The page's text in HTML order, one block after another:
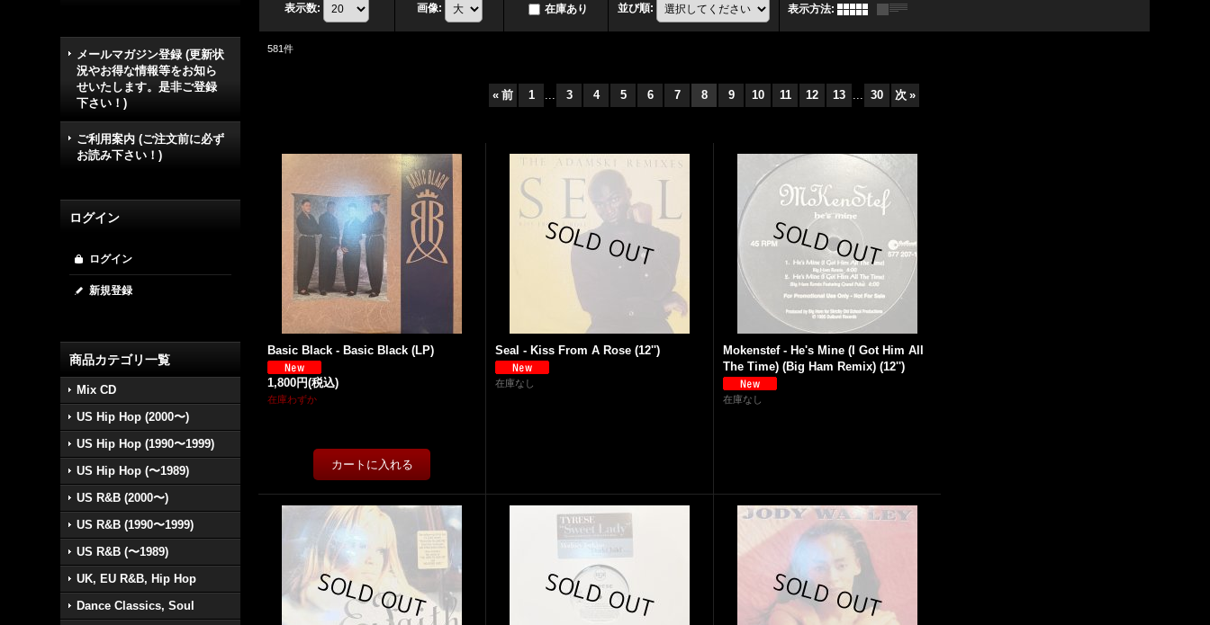
メールマガジン登録 (更新状
況やお得な情報等をお知ら
せいたします。是非ご登録
下さい！)
ご利用案内 (ご注文前に必ず
お読み下さい！)
ログイン
ログイン
新規登録
商品カテゴリ一覧
Mix CD
US Hip Hop (2000〜)
US Hip Hop (1990〜1999)
US Hip Hop (〜1989)
US R&B (2000〜)
US R&B (1990〜1999)
US R&B (〜1989)
UK, EU R&B, Hip Hop
Dance Classics, Soul
表示数: 画像: 在庫あり 並び順: 表示方法:
581件
« 前 1 ... 3 4 5 6 7 8 9 10 11 12 13 ... 30 次 »
Basic Black - Basic Black (LP)
1,800円(税込)
在庫わずか
Seal - Kiss From A Rose (12'')
在庫なし
Mokenstef - He's Mine (I Got Him All
The Time) (Big Ham Remix) (12'')
在庫なし